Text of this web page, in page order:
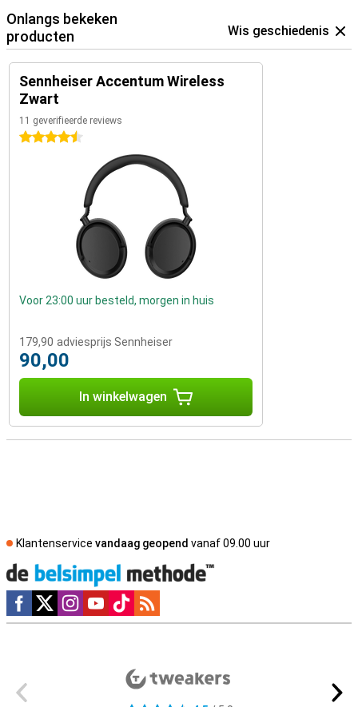
Onlangs bekeken
producten
Wis geschiedenis
Sennheiser Accentum Wireless
Zwart
11 geverifieerde reviews
4.5 sterren
Voor 23:00 uur besteld, morgen in huis
179,90 adviesprijs Sennheiser
90,00
In winkelwagen
Klantenservice vandaag geopend vanaf 09.00 uur
Social media